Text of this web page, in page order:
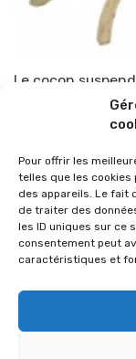
Pour offrir les
telles que les
des appareils. Le fait
de traiter des
les ID uniques sur ce
consentement peut
caractéristiques et
Le cocon
TOP-PARENTS